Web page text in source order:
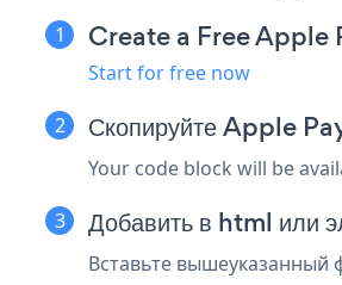
Create a Free
Start for free now
Скопируйте Apple
Your code block will be
Добавить в html или
Вставьте вышеуказанный